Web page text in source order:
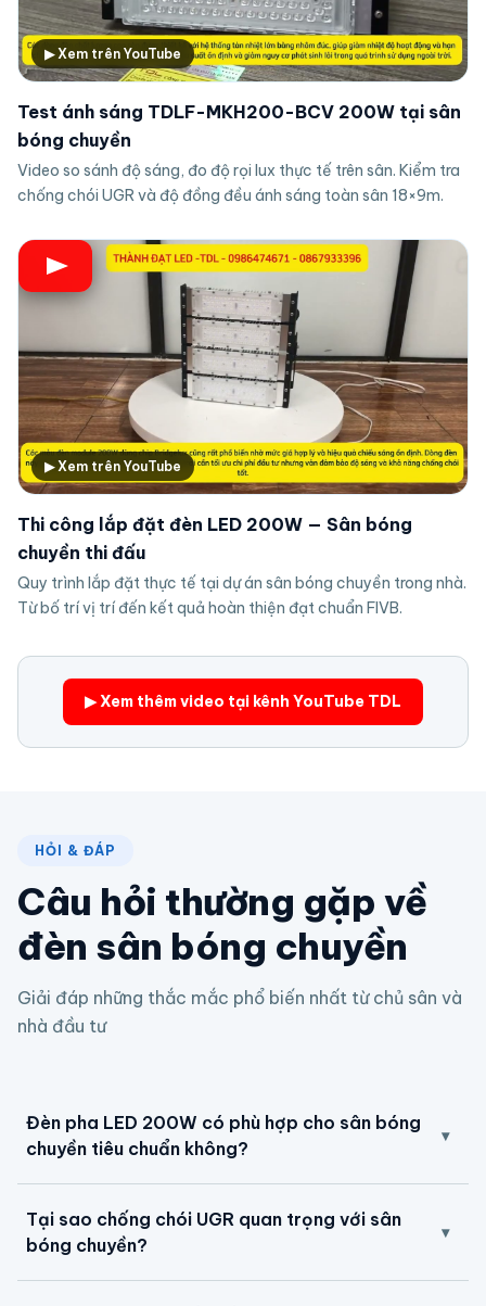
▶ Xem trên YouTube
Test ánh sáng TDLF-MKH200-BCV 200W tại sân
bóng chuyền
Video so sánh độ sáng, đo độ rọi lux thực tế trên sân. Kiểm tra
chống chói UGR và độ đồng đều ánh sáng toàn sân 18×9m.
▶ Xem trên YouTube
Thi công lắp đặt đèn LED 200W — Sân bóng
chuyền thi đấu
Quy trình lắp đặt thực tế tại dự án sân bóng chuyền trong nhà.
Từ bố trí vị trí đến kết quả hoàn thiện đạt chuẩn FIVB.
▶ Xem thêm video tại kênh YouTube TDL
HỎI & ĐÁP
Câu hỏi thường gặp về
đèn sân bóng chuyền
Giải đáp những thắc mắc phổ biến nhất từ chủ sân và
nhà đầu tư
Đèn pha LED 200W có phù hợp cho sân bóng
chuyền tiêu chuẩn không?
▾
hợp sân bóng chuyền trong nhà và ngoài trời. Sân bóng
chuyền tiêu chuẩn FIVB (18×9m) thường cần 6–12 bộ
tùy cấp độ để đạt 300–750 lux. TDL hỗ trợ mô phỏng
Tại sao chống chói UGR quan trọng với sân
bóng chuyền?
▾